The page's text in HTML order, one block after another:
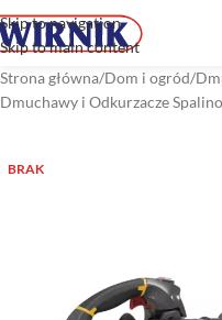
Skip to navigation
Skip to main content
Strona główna/Dom i ogród/
Dmuchawy i Odkurzacze
BRAK